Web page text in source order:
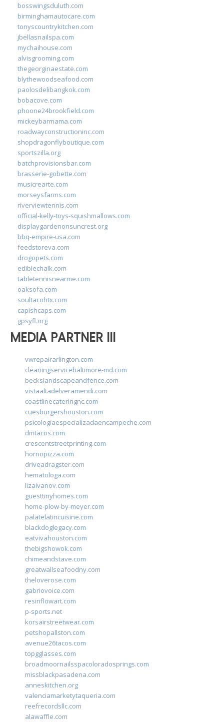
bosswingsduluth.com
birminghamautocare.com
tonyscountrykitchen.com
jbellasnailspa.com
mychaihouse.com
alvisgrooming.com
thegeorginaestate.com
blythewoodseafood.com
paolosdelibangkok.com
bobacove.com
phoone24brookfield.com
mickeybarmama.com
roadwayconstructioninc.com
shopdragonflyboutique.com
sportszilla.org
batchprovisionsbar.com
brasserie-gobette.com
musicrearte.com
morseysfarms.com
riverviewtennis.com
official-kelly-toys-squishmallows.com
displaygardenonsuncrest.org
bbq-empire-usa.com
feedstoreva.com
drogopets.com
ediblechalk.com
tabletennisnearme.com
oaksofa.com
soultacohtx.com
capishcaps.com
gpsyfl.org
MEDIA PARTNER III
vwrepairarlington.com
cleaningservicebaltimore-md.com
beckslandscapeandfence.com
vistaaltadelveramendi.com
coastlinecateringnc.com
cuesburgershouston.com
psicologiaespecializadaencampeche.com
dmtacos.com
crescentstreetprinting.com
hornopizza.com
driveadragster.com
hematologa.com
lizaivanov.com
guesttinyhomes.com
home-plow-by-meyer.com
palatelatincuisine.com
blackdoglegacy.com
eatvivahouston.com
thebigshowok.com
chimeandstave.com
greatwallseafoodny.com
theloverose.com
gabriovoice.com
resinflowart.com
p-sports.net
korsairstreetwear.com
petshopallston.com
avenue26tacos.com
topgglasses.com
broadmoornailsspacoloradosprings.com
missblackpasadena.com
anneskitchen.org
valenciamarketytaqueria.com
reefrecordsllc.com
alawaffle.com